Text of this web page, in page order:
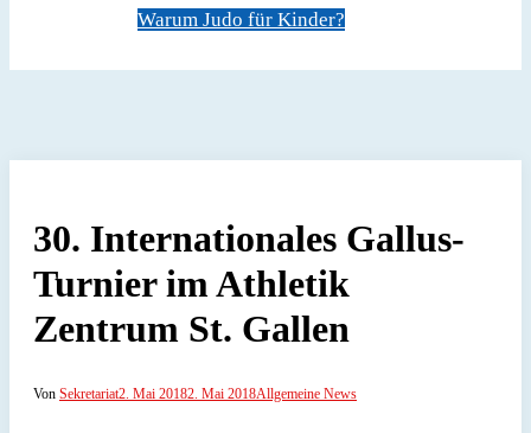
Warum Judo für Kinder?
30. Internationales Gallus-
Turnier im Athletik
Zentrum St. Gallen
Von Sekretariat2. Mai 20182. Mai 2018Allgemeine News